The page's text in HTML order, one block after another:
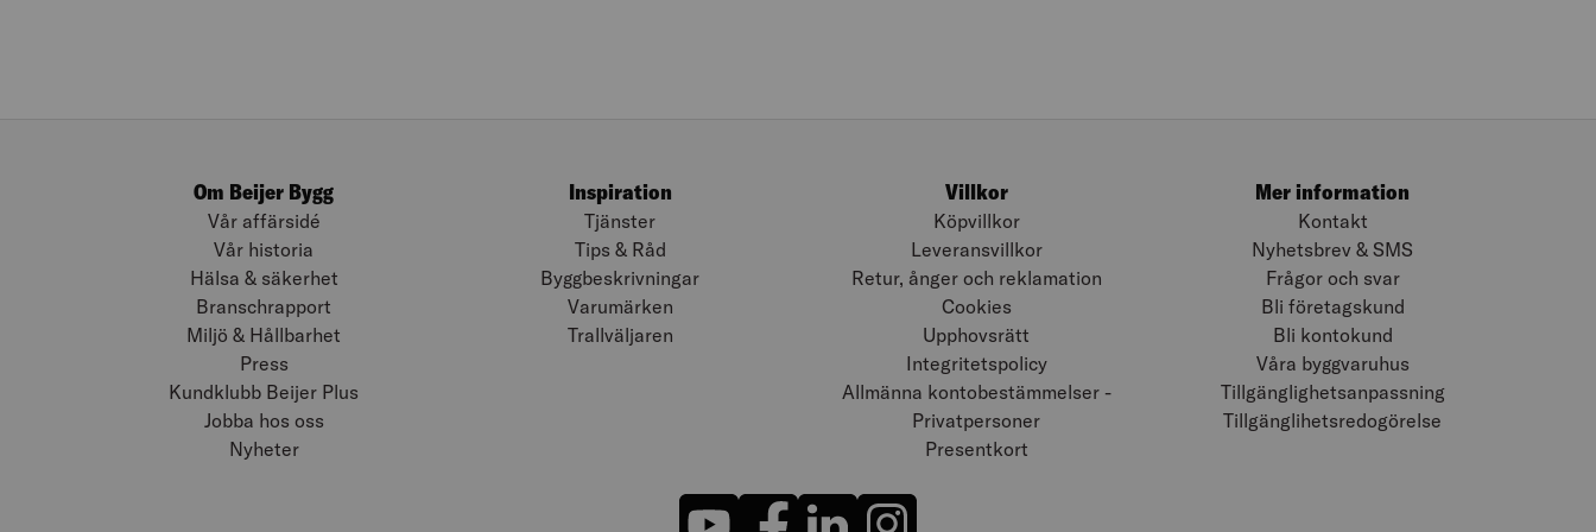
Om Beijer Bygg
Vår affärsidé
Vår historia
Hälsa & säkerhet
Branschrapport
Miljö & Hållbarhet
Press
Kundklubb Beijer Plus
Jobba hos oss
Nyheter
Inspiration
Tjänster
Tips & Råd
Byggbeskrivningar
Varumärken
Trallväljaren
Villkor
Köpvillkor
Leveransvillkor
Retur, ånger och reklamation
Cookies
Upphovsrätt
Integritetspolicy
Allmänna kontobestämmelser -
Privatpersoner
Presentkort
Mer information
Kontakt
Nyhetsbrev & SMS
Frågor och svar
Bli företagskund
Bli kontokund
Våra byggvaruhus
Tillgänglighetsanpassning
Tillgänglihetsredogörelse